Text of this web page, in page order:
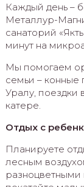
Каждый день –
Металлур-
санаторий
минут на
Мы помогаем
семьи – конные
Уралу, поездки
катере.
Отдых с
Планируете
лесным